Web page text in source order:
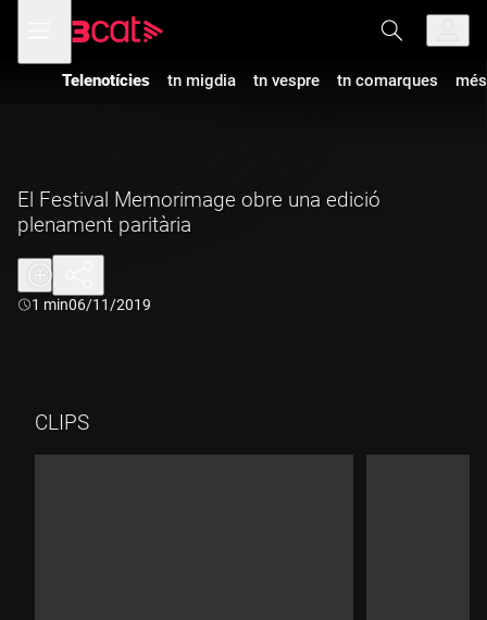
navegació
menú
de
Telenotícies tn migdia tn vespre tn comarques
El Festival Memorimage obre una edició
plenament paritària
Durada:
1 min06/11/2019
CLIPS